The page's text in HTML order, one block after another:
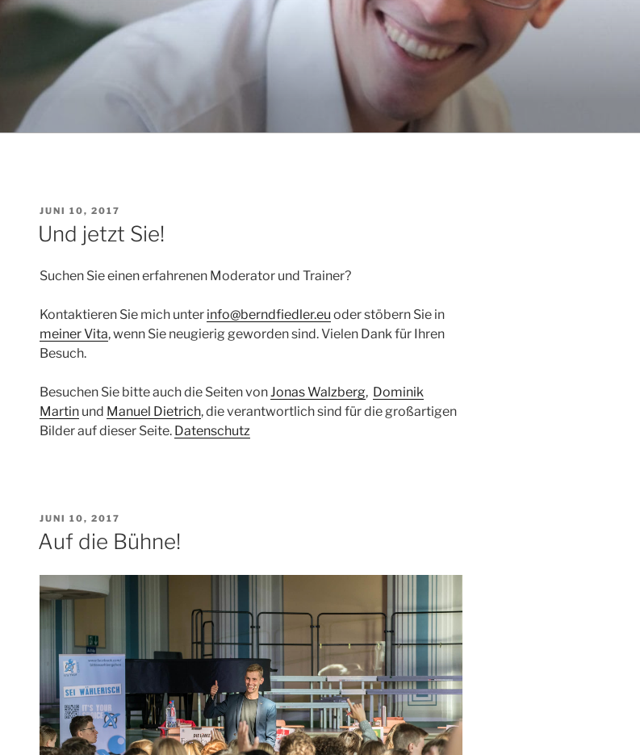
VERÖFFENTLICHT
AM
JUNI 10, 2017
Und jetzt Sie!
Suchen Sie einen erfahrenen Moderator und Trainer?
Kontaktieren Sie mich unter info@berndfiedler.eu oder stöbern Sie in
meiner Vita, wenn Sie neugierig geworden sind. Vielen Dank für Ihren
Besuch.
Besuchen Sie bitte auch die Seiten vonJonas Walzberg, Dominik
Martinund Manuel Dietrich, die verantwortlich sind für die großartigen
Bilder auf dieser Seite. Datenschutz
VERÖFFENTLICHT
AM
JUNI 10, 2017
Auf die Bühne!